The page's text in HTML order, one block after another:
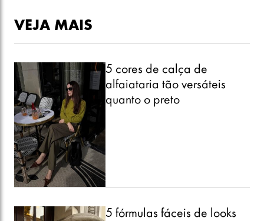
VEJA MAIS
5 cores de calça de
alfaiataria tão versáteis
quanto o preto
5 fórmulas fáceis de looks